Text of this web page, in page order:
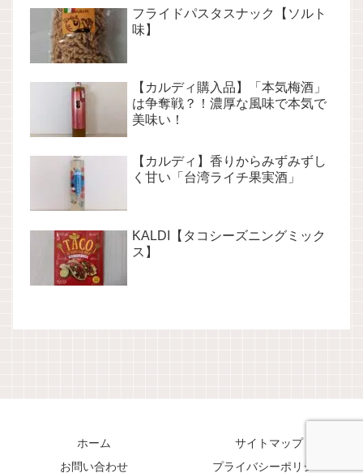
フライドパスタスナック【ソルト
味】
【カルディ購入品】「本気梅酒」
は争奪戦？！濃厚な風味で本気で
美味い！
【カルディ】香りからみずみずし
く甘い「台湾ライチ果実酒」
KALDI【タコシーズニングミック
ス】
ホーム
サイトマップ
お問い合わせ
プライバシーポリシー